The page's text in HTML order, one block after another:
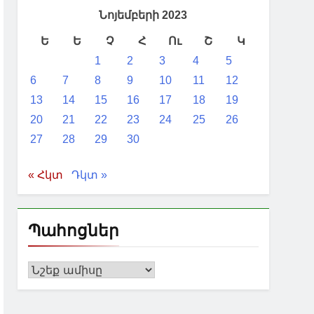
այց են կատարել Սիղնաղի
կարգավիճակ ստանալու 20
Նոյեմբերի 2023
Ե Ե Չ Հ Ու Շ
Կ
1
2 3 4
5
6
7 8 9 10 11
12
13
14 15 16 17 18
19
20
21 22 23 24 25
26
27
28 29 30
« Հկտ Դկտ »
Պահոցներ
Պահոցներ